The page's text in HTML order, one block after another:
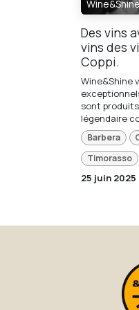
Des vins
vins des
Coppi.
Wine&Shine
sont
légendaire
Barbera
Timorasso
25 juin 2025